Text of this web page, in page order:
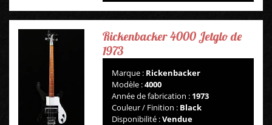
Rickenbacker 4000 Jetglo de
1973
Marque : Rickenbacker
Modèle :4000
Année de fabrication : 1973
Couleur / Finition : Black
Disponibilité :Vendue